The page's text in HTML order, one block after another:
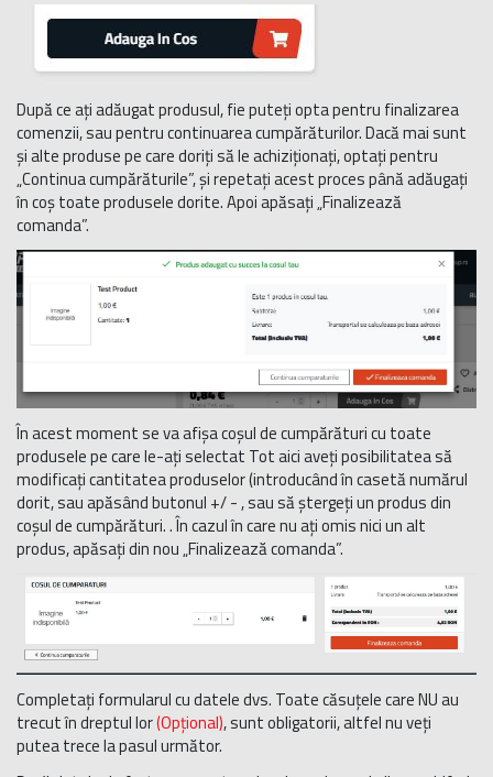
După ce ați adăugat produsul, fie puteți opta pentru finalizarea
comenzii, sau pentru continuarea cumpărăturilor. Dacă mai sunt
și alte produse pe care doriți să le achiziționați, optați pentru
„Continua cumpărăturile”, și repetați acest proces până adăugați
în coș toate produsele dorite. Apoi apăsați „Finalizează
comanda”.
În acest moment se va afișa coșul de cumpărături cu toate
produsele pe care le-ați selectat Tot aici aveți posibilitatea să
modificați cantitatea produselor (introducând în casetă numărul
dorit, sau apăsând butonul +/ - , sau să ștergeți un produs din
coșul de cumpărături. . În cazul în care nu ați omis nici un alt
produs, apăsați din nou „Finalizează comanda”.
Completați formularul cu datele dvs. Toate căsuțele care NU au
trecut în dreptul lor(Opțional), sunt obligatorii, altfel nu veți
putea trece la pasul următor.